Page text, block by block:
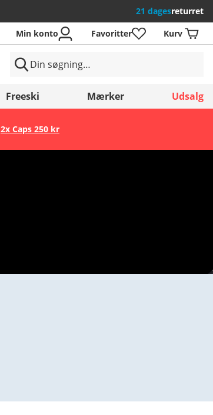
21 dagesreturret
Min konto Favoritter Kurv
Freeski Mærker Udsalg
2x Caps 250 kr